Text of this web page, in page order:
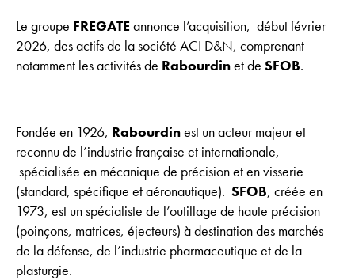
Le groupe FREGATEannonce l’acquisition, début février
2026, des actifs de la société ACI D&N, comprenant
notamment les activités de Rabourdinet de SFOB.
Fondée en 1926, Rabourdinest un acteur majeur et
reconnu de l’industrie française et internationale,
spécialisée en mécanique de précision et en visserie
(standard, spécifique et aéronautique). SFOB, créée en
1973, est un spécialiste de l’outillage de haute précision
(poinçons, matrices, éjecteurs) à destination des marchés
de la défense, de l’industrie pharmaceutique et de la
plasturgie.